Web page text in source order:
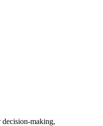
making,